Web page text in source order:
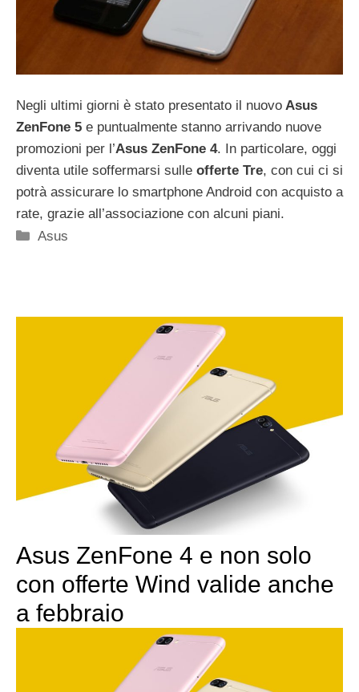
Negli ultimi giorni è stato presentato il nuovo Asus
ZenFone 5 e puntualmente stanno arrivando nuove
promozioni per l’Asus ZenFone 4. In particolare, oggi
diventa utile soffermarsi sulle offerte Tre, con cui ci si
potrà assicurare lo smartphone Android con acquisto a
rate, grazie all’associazione con alcuni piani.
Categorie
Asus
Asus ZenFone 4 e non solo
con offerte Wind valide anche
a febbraio